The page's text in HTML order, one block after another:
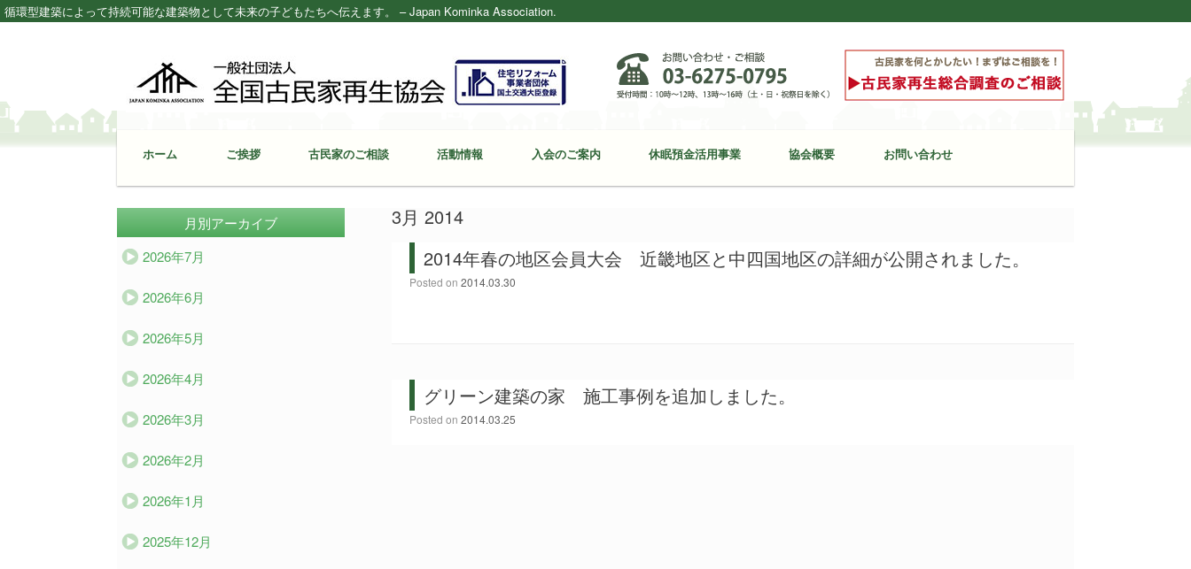
循環型建築によって持続可能な建築物として未来の子どもたちへ伝えます。 – Japan Kominka Association.
ホーム ご挨拶 古民家のご相談 活動情報 入会のご案内 休眠預金活用事業 協会概要 お問い合わせ
3月 2014
2014年春の地区会員大会 近畿地区と中四国地区の詳細が公開されました。
Posted on2014.03.30
グリーン建築の家 施工事例を追加しました。
Posted on2014.03.25
月別アーカイブ
2026年7月
2026年6月
2026年5月
2026年4月
2026年3月
2026年2月
2026年1月
2025年12月